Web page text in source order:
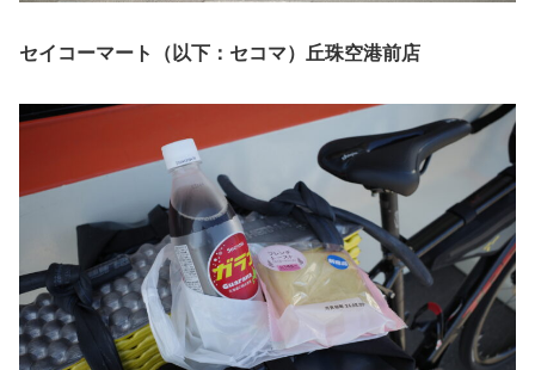
セイコーマート（以下：セコマ）丘珠空港前店